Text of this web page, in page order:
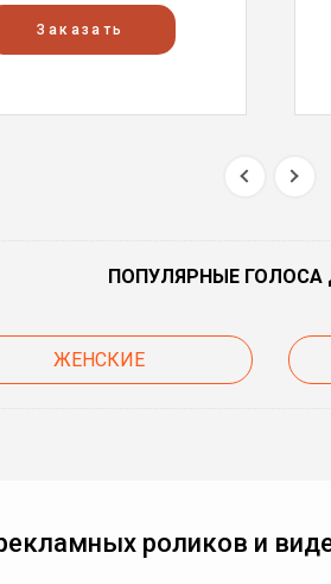
Заказать
ПОПУЛЯРНЫЕ ГОЛОСА
ЖЕНСКИЕ
роликов и